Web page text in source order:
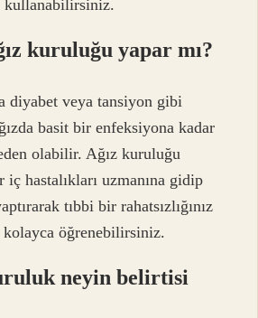
kuruluğu yapar mı?
diyabet veya tansiyon gibi
basit bir enfeksiyona kadar
olabilir. Ağız kuruluğu
iç hastalıkları uzmanına gidip
tıbbi bir rahatsızlığınız
kolayca öğrenebilirsiniz.
neyin belirtisi